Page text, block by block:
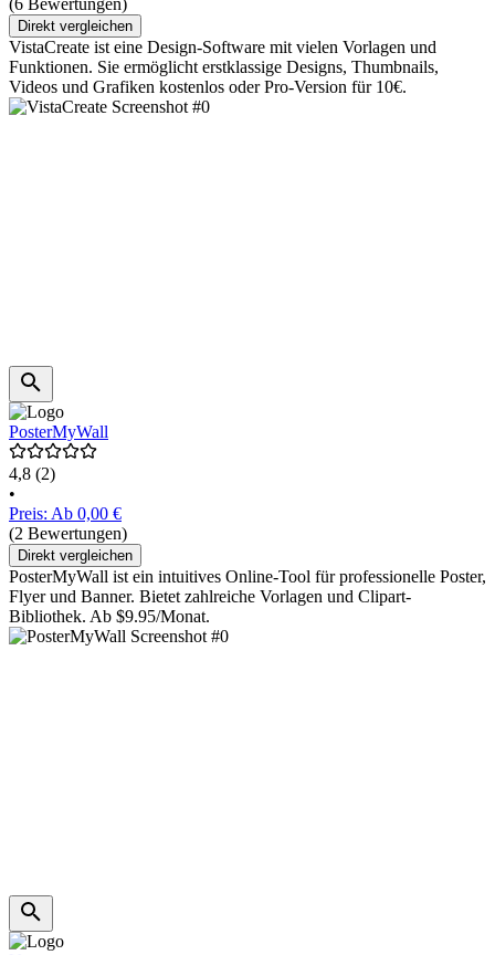
(6 Bewertungen)
Direkt vergleichen
VistaCreate ist eine Design-Software mit vielen Vorlagen und
Funktionen. Sie ermöglicht erstklassige Designs, Thumbnails,
Videos und Grafiken kostenlos oder Pro-Version für 10€.
PosterMyWall
4,8 (2)
•
Preis: Ab 0,00 €
(2 Bewertungen)
Direkt vergleichen
PosterMyWall ist ein intuitives Online-Tool für professionelle Poster,
Flyer und Banner. Bietet zahlreiche Vorlagen und Clipart-
Bibliothek. Ab $9.95/Monat.